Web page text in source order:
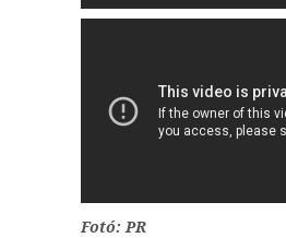
Fotó: PR